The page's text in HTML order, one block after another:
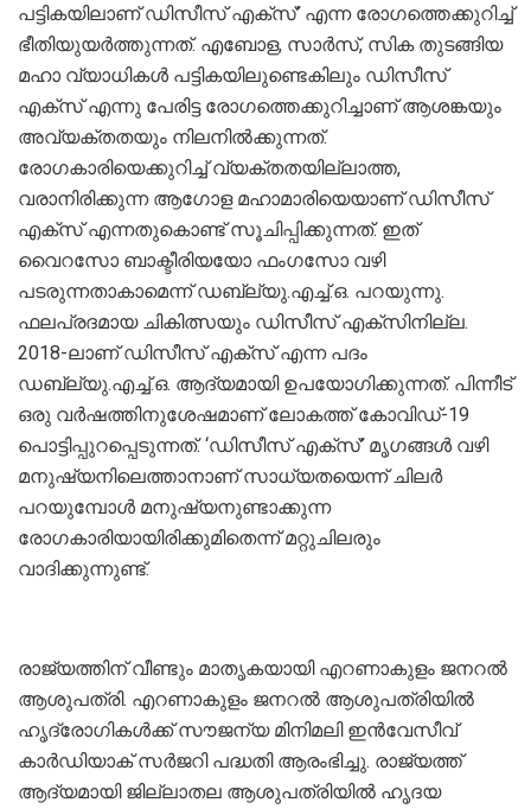
പട്ടികയിലാണ് ഡിസീസ് എക്സ്’ എന്ന രോഗത്തെക്കുറിച്ച്
ഭീതിയുയർത്തുന്നത്. എബോള, സാർസ്, സിക തുടങ്ങിയ
മഹാ വ്യാധികൾ പട്ടികയിലുണ്ടെകിലും ഡിസീസ്
എക്സ് എന്നു പേരിട്ട രോഗത്തെക്കുറിച്ചാണ് ആശങ്കയും
അവ്യക്തതയും നിലനിൽക്കുന്നത്.
രോഗകാരിയെക്കുറിച്ച് വ്യക്തതയില്ലാത്ത,
വരാനിരിക്കുന്ന ആഗോള മഹാമാരിയെയാണ് ഡിസീസ്
എക്സ് എന്നതുകൊണ്ട് സൂചിപ്പിക്കുന്നത്. ഇത്
വൈറസോ ബാക്ടീരിയയോ ഫംഗസോ വഴി
പടരുന്നതാകാമെന്ന് ഡബ്ല്യു.എച്ച്.ഒ. പറയുന്നു.
ഫലപ്രദമായ ചികിത്സയും ഡിസീസ് എക്സിനില്ല.
2018-ലാണ് ഡിസീസ് എക്സ് എന്ന പദം
ഡബ്ല്യു.എച്ച്.ഒ. ആദ്യമായി ഉപയോഗിക്കുന്നത്. പിന്നീട്
ഒരു വർഷത്തിനുശേഷമാണ് ലോകത്ത് കോവിഡ്-19
പൊട്ടിപ്പുറപ്പെടുന്നത്. ‘ഡിസീസ് എക്സ്’ മൃഗങ്ങൾ വഴി
മനുഷ്യനിലെത്താനാണ് സാധ്യതയെന്ന് ചിലർ
പറയുമ്പോൾ മനുഷ്യനുണ്ടാക്കുന്ന
രോഗകാരിയായിരിക്കുമിതെന്ന് മറ്റുചിലരും
വാദിക്കുന്നുണ്ട്.
രാജ്യത്തിന് വീണ്ടും മാതൃകയായി എറണാകുളം ജനറൽ
ആശുപത്രി. എറണാകുളം ജനറല്‍ ആശുപത്രിയില്‍
ഹൃദ്രോഗികള്‍ക്ക് സൗജന്യ മിനിമലി ഇന്‍വേസീവ്
കാര്‍ഡിയാക് സര്‍ജറി പദ്ധതി ആരംഭിച്ചു. രാജ്യത്ത്
ആദ്യമായി ജില്ലാതല ആശുപത്രിയില്‍ ഹൃദയ